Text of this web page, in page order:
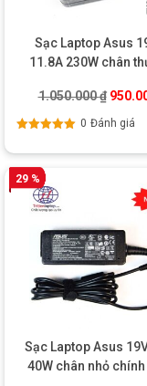
Sạc Laptop Asus
11.8A 230W chân
1.050.000₫ Giá
0 Đánh giá
29 %
Sạc Laptop Asus
40W chân nhỏ